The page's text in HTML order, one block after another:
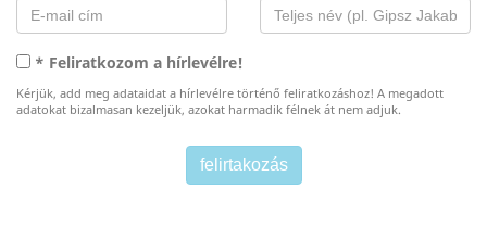
* Feliratkozom a hírlevélre!
Kérjük, add meg adataidat a hírlevélre történő feliratkozáshoz! A megadott
adatokat bizalmasan kezeljük, azokat harmadik félnek át nem adjuk.